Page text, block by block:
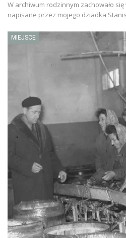
W archiwum rodzinnym zachowało
napisane przez mojego dziadka
MIEJSCE